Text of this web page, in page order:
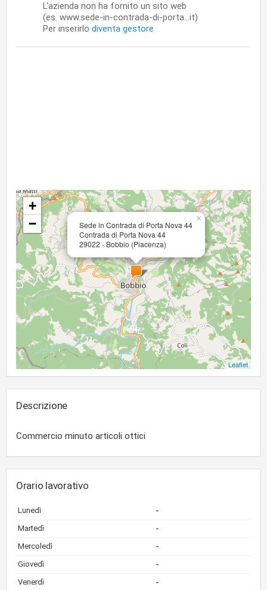
L'azienda non ha fornito un sito web
(es. www.sede-in-contrada-di-porta...it)
Per inserirlo diventa gestore
Sede in Contrada di Porta Nova 44
Contrada di Porta Nova 44
29022 - Bobbio (Piacenza)
×
+
−
Leaflet
Descrizione
Commercio minuto articoli ottici
Orario lavorativo
Lunedì -
Martedì -
Mercoledì -
Giovedì -
Venerdì -